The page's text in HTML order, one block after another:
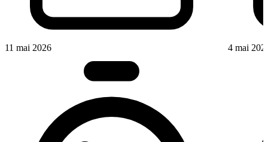
11 mai 2026 4 mai